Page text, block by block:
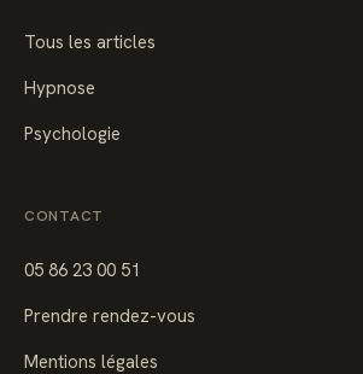
Tous les articles
Hypnose
Psychologie
CONTACT
05 86 23 00 51
Prendre rendez-vous
Mentions légales